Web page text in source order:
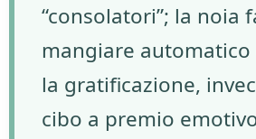
“consolatori”; la noia
mangiare
la gratificazione,
cibo a premio